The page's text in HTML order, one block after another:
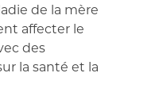
de la mère
affecter le
des
la santé et la